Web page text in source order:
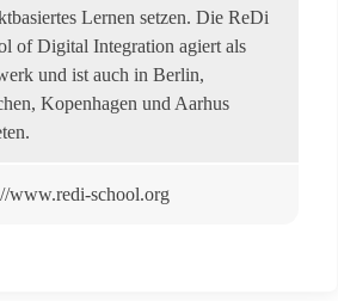
Lernen setzen. Die ReDi
of Digital Integration agiert als
und ist auch in Berlin,
Kopenhagen und Aarhus
www.redi-school.org